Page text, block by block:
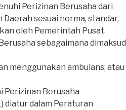
Perizinan Berusaha dari
sesuai norma, standar,
oleh Pemerintah Pusat.
sebagaimana dimaksud
menggunakan ambulans; atau
Perizinan Berusaha
diatur dalam Peraturan